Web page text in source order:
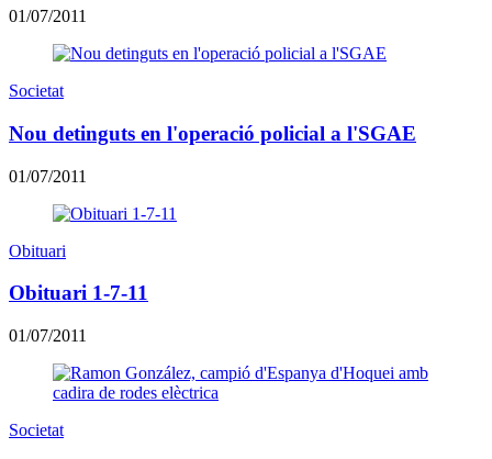
01/07/2011
Societat
Nou detinguts en l'operació policial a l'SGAE
01/07/2011
Obituari
Obituari 1-7-11
01/07/2011
Societat